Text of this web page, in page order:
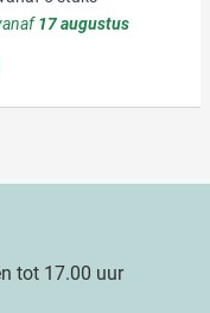
met andere
of die ze hebben
hun services.
17 augustus
tot 17.00 uur